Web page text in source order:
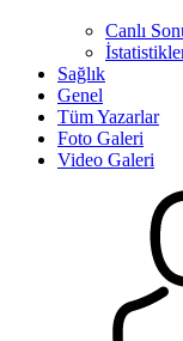
Canlı
Sağlık
Genel
Tüm Yazarlar
Foto Galeri
Video Galeri